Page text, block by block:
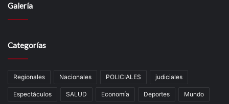
Galería
Categorías
Regionales Nacionales POLICIALES judiciales
Espectáculos SALUD Economía Deportes Mundo